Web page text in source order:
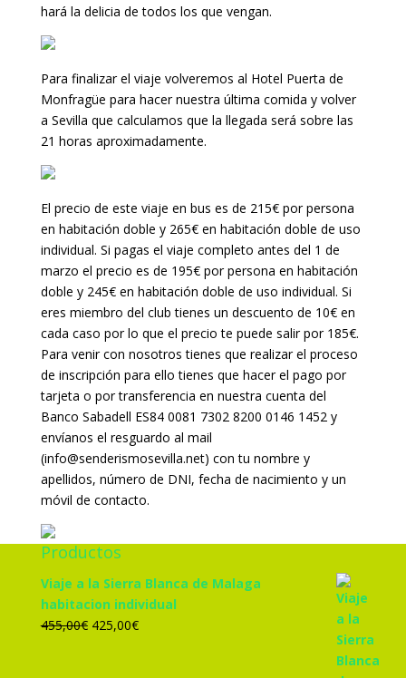
hará la delicia de todos los que vengan.
Para finalizar el viaje volveremos al Hotel Puerta de
Monfragüe para hacer nuestra última comida y volver
a Sevilla que calculamos que la llegada será sobre las
21 horas aproximadamente.
El precio de este viaje en bus es de 215€ por persona
en habitación doble y 265€ en habitación doble de uso
individual. Si pagas el viaje completo antes del 1 de
marzo el precio es de 195€ por persona en habitación
doble y 245€ en habitación doble de uso individual. Si
eres miembro del club tienes un descuento de 10€ en
cada caso por lo que el precio te puede salir por 185€.
Para venir con nosotros tienes que realizar el proceso
de inscripción para ello tienes que hacer el pago por
tarjeta o por transferencia en nuestra cuenta del
Banco Sabadell ES84 0081 7302 8200 0146 1452 y
envíanos el resguardo al mail
(info@senderismosevilla.net) con tu nombre y
apellidos, número de DNI, fecha de nacimiento y un
móvil de contacto.
Productos
Viaje a la Sierra Blanca de Malaga
habitacion individual
455,00€ El
425,00€El